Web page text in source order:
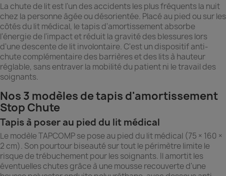
La chute de lit est l'un des accidents les plus fréquents la nuit
chez la personne âgée ou désorientée. Placé au pied ou sur les
côtés du lit médical, le tapis d'amortissement absorbe
l'énergie de l'impact et réduit la gravité des blessures lors
d'une descente de lit involontaire. C'est un dispositif anti-
chute complémentaire des barrières et des lits à hauteur
réglable, sans entraver la mobilité du patient ni le travail des
soignants.
Nos 3 modèles de tapis d'amortissement
Stop Chute
Tapis à poser au pied du lit médical
Le modèle TAPCOMP se pose au pied du lit médical (75 × 160 ×
2 cm). Son pourtour biseauté sur tout le périmètre limite le
risque de trébuchement pour les soignants. Il amortit les
éventuelles chutes grâce à une mousse recouverte d'une